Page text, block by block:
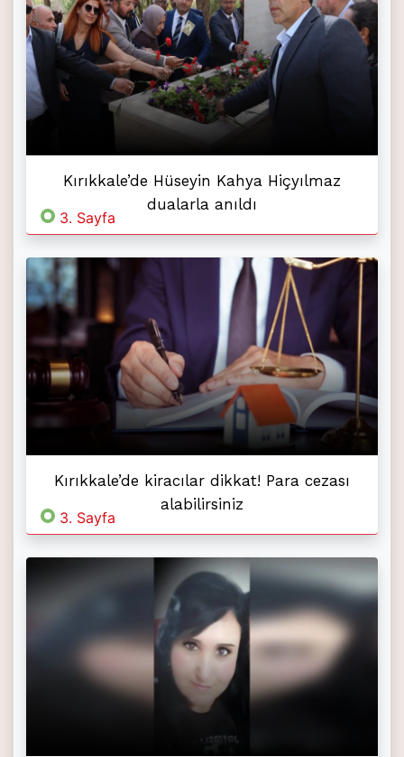
Kırıkkale’de Hüseyin Kahya Hiçyılmaz
dualarla anıldı
3. Sayfa
Kırıkkale’de kiracılar dikkat! Para cezası
alabilirsiniz
3. Sayfa